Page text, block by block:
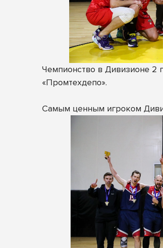
Чемпионство в Дивизионе 2
«Промтехдепо».
Самым ценным игроком